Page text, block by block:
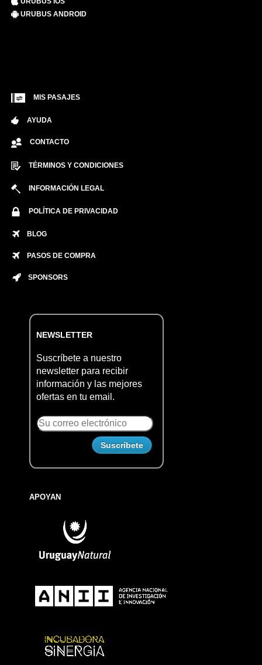
URUBUS ANDROID
MIS PASAJES
AYUDA
CONTACTO
TÉRMINOS Y CONDICIONES
INFORMACIÓN LEGAL
POLÍTICA DE PRIVACIDAD
BLOG
PASOS DE COMPRA
SPONSORS
NEWSLETTER
Suscríbete a nuestro
newsletter para recibir
información y las mejores
ofertas en tu email.
APOYAN